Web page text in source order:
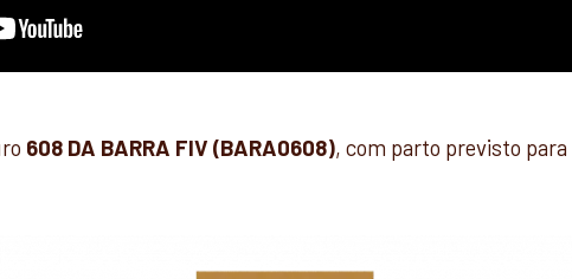
608 DA BARRA FIV (BARA0608), com parto previsto para